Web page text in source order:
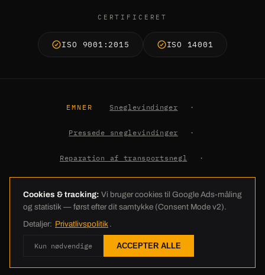
CERTIFICERET
ISO 9001:2015 ISO 14001
EMNER Sneglevindinger ·
Pressede sneglevindinger ·
Reparation af transportsnegl ·
© 2026 C.E. Schneckenflügel GmbH · Industriestraße 26 · 26188 Edewecht
· +49 4405 23837-0 · info@ces-europe.com ·
· AGB Cookie-indstillinger
Cookies & tracking: Vi bruger cookies til Google Ads-måling
og statistik — først efter dit samtykke (Consent Mode v2).
Detaljer: Privatlivspolitik .
Kun nødvendige ACCEPTER ALLE